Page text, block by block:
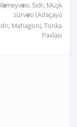
Sidr, Müşk
sürvəsi (Adaçayı)
Mahagoni, Tonka
Paxlası